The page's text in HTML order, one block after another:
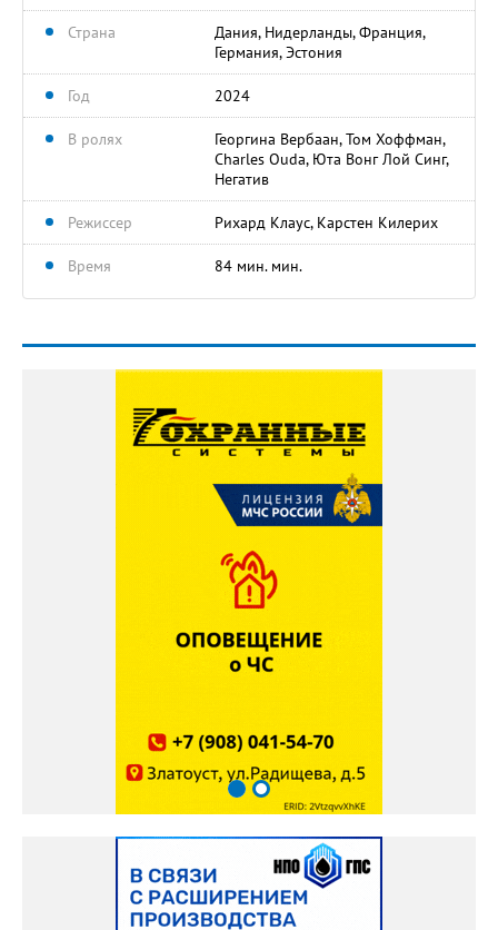
Страна
Дания, Нидерланды, Франция,
Германия, Эстония
Год 2024
В ролях
Георгина Вербаан, Том Хоффман,
Charles Ouda, Юта Вонг Лой Синг,
Негатив
Режиссер Рихард Клаус, Карстен Килерих
Время 84 мин. мин.